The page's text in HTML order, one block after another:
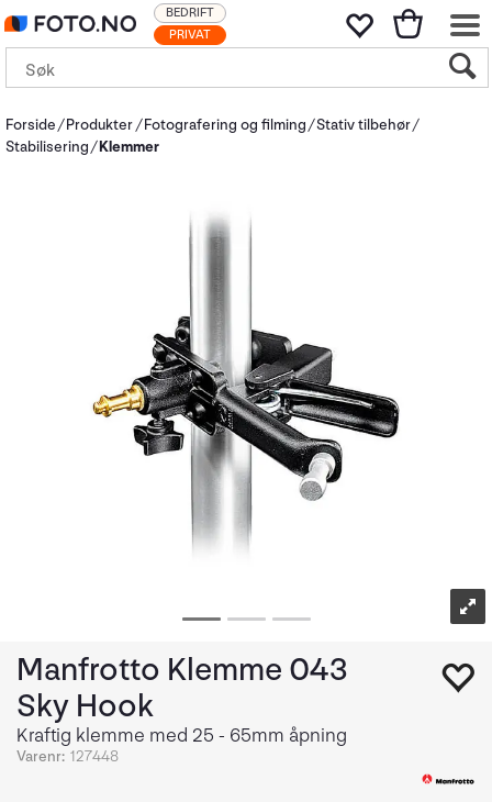
PRIVAT
BEDRIFT
Forside Produkter Fotografering og filming Stativ tilbehør
Stabilisering
Klemmer
Manfrotto Klemme 043
Sky Hook
Kraftig klemme med 25 - 65mm åpning
Varenr: 127448